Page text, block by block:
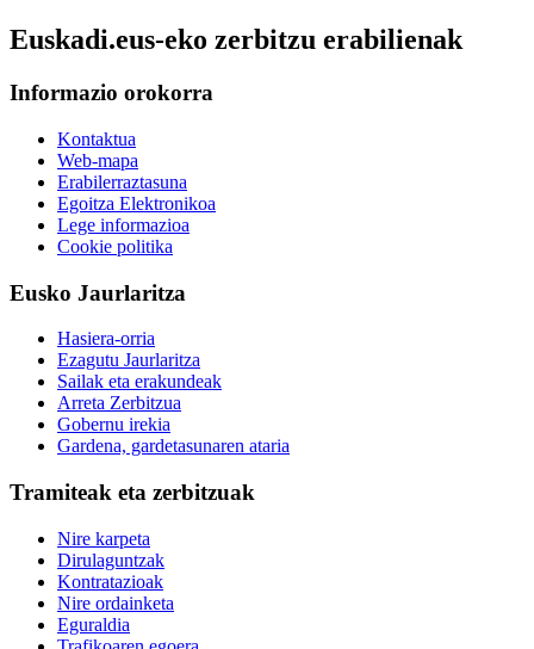
Euskadi.eus-eko zerbitzu erabilienak
Informazio orokorra
Kontaktua
Web-mapa
Erabilerraztasuna
Egoitza Elektronikoa
Lege informazioa
Cookie politika
Eusko Jaurlaritza
Hasiera-orria
Ezagutu Jaurlaritza
Sailak eta erakundeak
Arreta Zerbitzua
Gobernu irekia
Gardena, gardetasunaren ataria
Tramiteak eta zerbitzuak
Nire karpeta
Dirulaguntzak
Kontratazioak
Nire ordainketa
Eguraldia